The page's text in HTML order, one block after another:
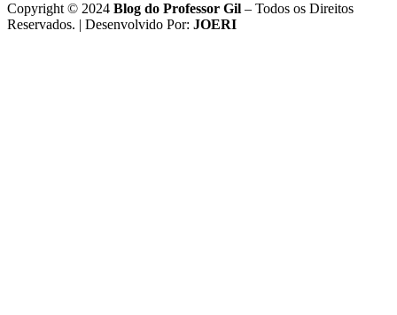
Copyright © 2024 Blog do Professor Gil – Todos os Direitos
Reservados. | Desenvolvido Por: JOERI